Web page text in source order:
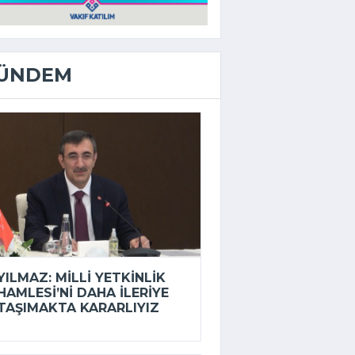
MILLI YETKINLIK
DAHA ILERIYE
KARARLIYIZ